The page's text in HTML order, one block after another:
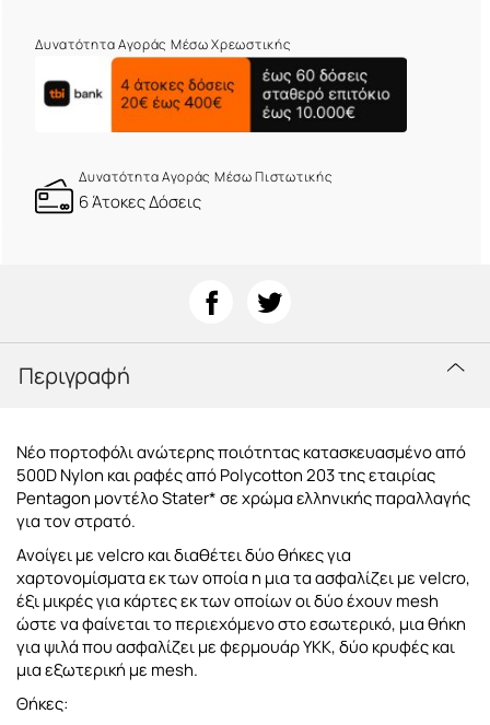
Δυνατότητα Αγοράς Μέσω Χρεωστικής
Δυνατότητα Αγοράς Μέσω Πιστωτικής
6 Άτοκες Δόσεις
Περιγραφή
Νέο πορτοφόλι ανώτερης ποιότητας κατασκευασμένο από
500D Νylon και ραφές από Polycotton 203 της εταιρίας
Pentagon μοντέλο Stater*σε χρώμα ελληνικής παραλλαγής
για τον στρατό.
Ανοίγει με velcro και διαθέτει δύο θήκες για
χαρτονομίσματα εκ των οποία η μια τα ασφαλίζει με velcro,
έξι μικρές για κάρτες εκ των οποίων οι δύο έχουν mesh
ώστε να φαίνεται το περιεχόμενο στο εσωτερικό, μια θήκη
για ψιλά που ασφαλίζει με φερμουάρ YKK, δύο κρυφές και
μια εξωτερική με mesh.
Θήκες: